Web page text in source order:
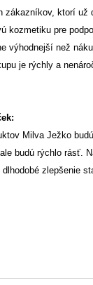
zákazníkov, ktorí už
kozmetiku pre
výhodnejší než
je rýchly a
Milva Ježko
budú rýchlo rásť.
zlepšenie